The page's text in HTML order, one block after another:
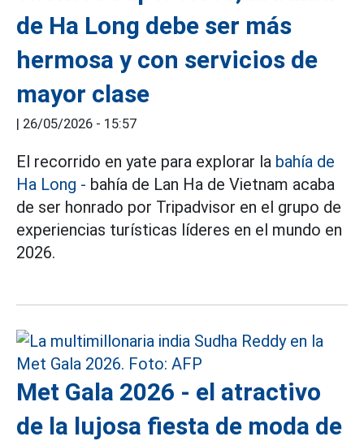
de Ha Long debe ser más
hermosa y con servicios de
mayor clase
| 26/05/2026 - 15:57
El recorrido en yate para explorar la bahía de
Ha Long - bahía de Lan Ha de Vietnam acaba
de ser honrado por Tripadvisor en el grupo de
experiencias turísticas líderes en el mundo en
2026.
Met Gala 2026 - el atractivo
de la lujosa fiesta de moda de